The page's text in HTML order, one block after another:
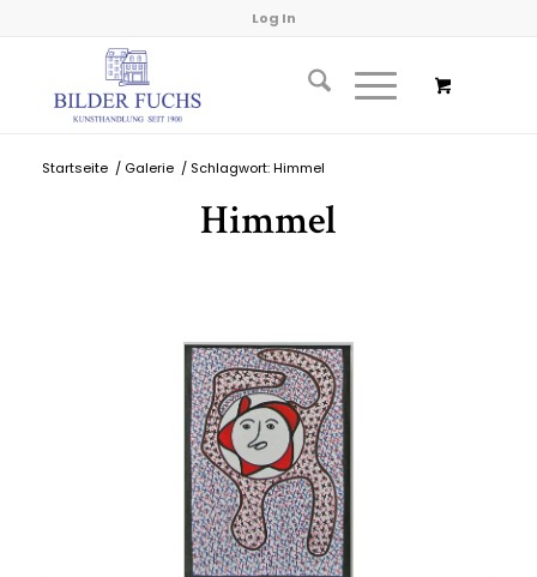
Log In
Startseite / Galerie / Schlagwort: Himmel
Himmel